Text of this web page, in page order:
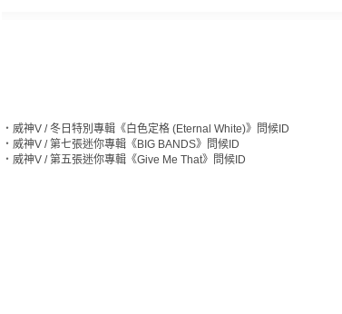
‧ 威神V / 冬日特別專輯《白色定格 (Eternal White)》問候ID
‧ 威神V / 第七張迷你專輯《BIG BANDS》問候ID
‧ 威神V / 第五張迷你專輯《Give Me That》問候ID